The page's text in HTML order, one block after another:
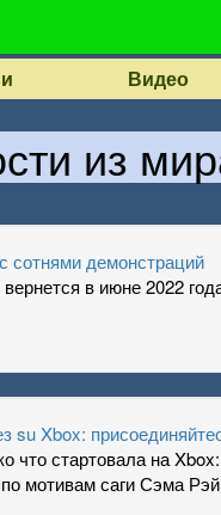
Видео
из
сотнями демонстраций
в июне 2022
su Xbox:
что стартовала на
мотивам саги Сэма